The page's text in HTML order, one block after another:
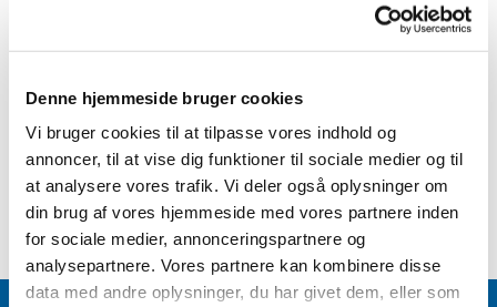
Denne hjemmeside bruger cookies
Vi bruger cookies til at tilpasse vores indhold og
annoncer, til at vise dig funktioner til sociale medier og til
at analysere vores trafik. Vi deler også oplysninger om
din brug af vores hjemmeside med vores partnere inden
for sociale medier, annonceringspartnere og
analysepartnere. Vores partnere kan kombinere disse
data med andre oplysninger, du har givet dem, eller som